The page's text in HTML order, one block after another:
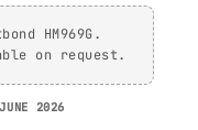
HM969G.
on request.
JUNE 2026